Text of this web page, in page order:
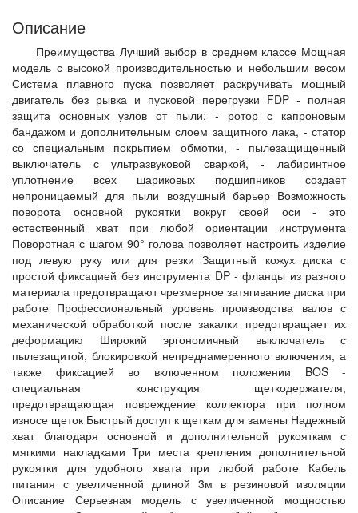
Описание
Преимущества Лучший выбор в среднем классе Мощная
модель с высокой производительностью и небольшим весом
Система плавного пуска позволяет раскручивать мощный
двигатель без рывка и пусковой перегрузки FDP - полная
защита основных узлов от пыли: - ротор с капроновым
бандажом и дополнительным слоем защитного лака, - статор
со специальным покрытием обмотки, - пылезащищенный
выключатель с ультразвуковой сваркой, - лабиринтное
уплотнение всех шариковых подшипников создает
непроницаемый для пыли воздушный барьер Возможность
поворота основной рукоятки вокруг своей оси - это
естественный хват при любой ориентации инструмента
Поворотная с шагом 90° голова позволяет настроить изделие
под левую руку или для резки Защитный кожух диска с
простой фиксацией без инструмента DP - фланцы из разного
материала предотвращают чрезмерное затягивание диска при
работе Профессиональный уровень производства валов с
механической обработкой после закалки предотвращает их
деформацию Широкий эргономичный выключатель с
пылезащитой, блокировкой непреднамеренного включения, а
также фиксацией во включенном положении BOS -
специальная конструкция щеткодержателя,
предотвращающая повреждение коллектора при полном
износе щеток Быстрый доступ к щеткам для замены Надежный
хват благодаря основной и дополнительной рукояткам с
мягкими накладками Три места крепления дополнительной
рукоятки для удобного хвата при любой работе Кабель
питания с увеличенной длиной 3м в резиновой изоляции
Описание Серьезная модель с увеличенной мощностью